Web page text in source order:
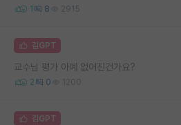
1 8 2915
김GPT
교수님 평가 아예 없어진건가요?
2 0 1200
김GPT